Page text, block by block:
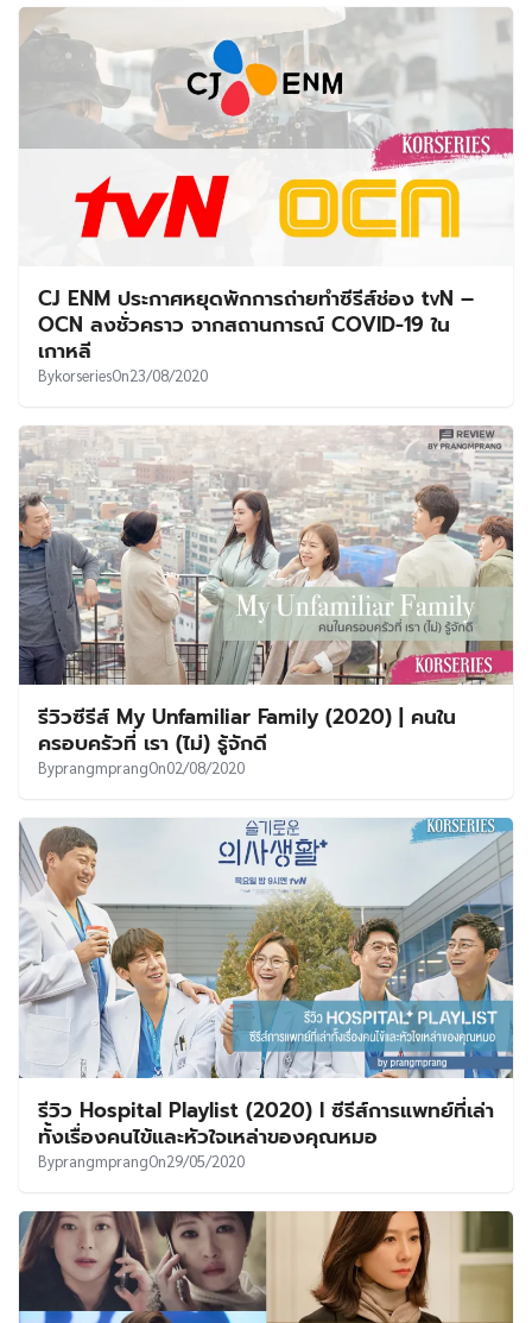
CJ ENM ประกาศหยุดพักการถ่ายทำซีรีส์ช่อง tvN –
OCN ลงชั่วคราว จากสถานการณ์ COVID-19 ใน
เกาหลี
BykorseriesOn23/08/2020
รีวิวซีรีส์ My Unfamiliar Family (2020) | คนใน
ครอบครัวที่ เรา (ไม่) รู้จักดี
ByprangmprangOn02/08/2020
รีวิว Hospital Playlist (2020) l ซีรีส์การแพทย์ที่เล่า
ทั้งเรื่องคนไข้และหัวใจเหล่าของคุณหมอ
ByprangmprangOn29/05/2020